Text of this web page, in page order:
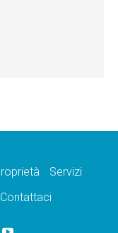
Servizi
Contattaci